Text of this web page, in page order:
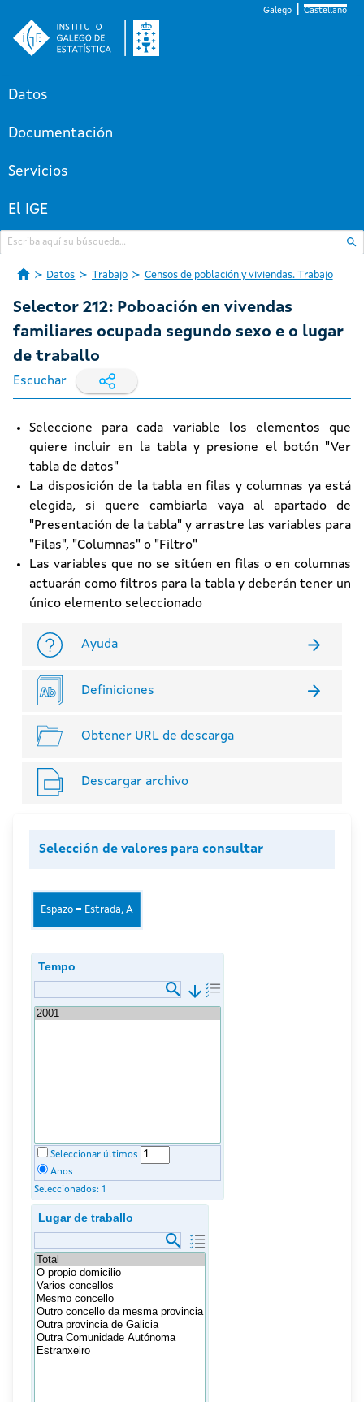
Galego Castellano
Datos
Documentación
Servicios
El IGE
Datos Trabajo Censos de población y viviendas. Trabajo
Selector 212: Poboación en vivendas
familiares ocupada segundo sexo e o lugar
de traballo
Escuchar
Seleccione para cada variable los elementos que
quiere incluir en la tabla y presione el botón "Ver
tabla de datos"
La disposición de la tabla en filas y columnas ya está
elegida, si quere cambiarla vaya al apartado de
"Presentación de la tabla" y arrastre las variables para
"Filas", "Columnas" o "Filtro"
Las variables que no se sitúen en filas o en columnas
actuarán como filtros para la tabla y deberán tener un
único elemento seleccionado
Ayuda
Definiciones
Obtener URL de descarga
Descargar archivo
Selección de valores para consultar
Espazo = Estrada, A
Tempo
arrow_downward
Seleccionar últimos
Anos
Seleccionados: 1
Lugar de traballo